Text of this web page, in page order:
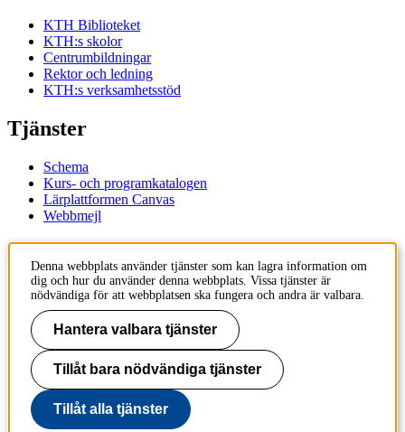
KTH Biblioteket
KTH:s skolor
Centrumbildningar
Rektor och ledning
KTH:s verksamhetsstöd
Tjänster
Schema
Kurs- och programkatalogen
Lärplattformen Canvas
Webbmejl
Kontakt
KTH
100 44 Stockholm
+46 8 790 60 00
Kontakta KTH
Jobba på KTH
Press och media
Faktura och betalning KTH
Om KTH:s webbplatser
Denna webbplats använder tjänster som kan lagra information om
dig och hur du använder denna webbplats. Vissa tjänster är
nödvändiga för att webbplatsen ska fungera och andra är valbara.
Hantera valbara tjänster
Tillåt bara nödvändiga tjänster
Tillåt alla tjänster